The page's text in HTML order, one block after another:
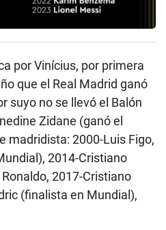
por Vinícius, por primera
que el Real Madrid ganó
suyo no se llevó el Balón
Zidane (ganó el
madridista: 2000-Luis Figo,
2014-Cristiano
2017-Cristiano
(finalista en Mundial),